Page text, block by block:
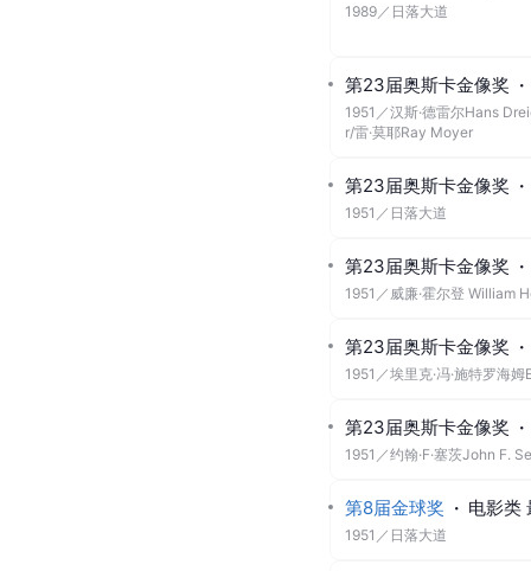
1989 ／ 日落大道
第23届奥斯卡金像奖 ·
1951 ／汉斯·德雷尔Hans
r/雷·莫耶Ray Moyer
第23届奥斯卡金像奖 ·
1951 ／ 日落大道
第23届奥斯卡金像奖 ·
1951 ／ 威廉·霍尔登 William
第23届奥斯卡金像奖 ·
1951 ／埃里克·冯·施特罗海
第23届奥斯卡金像奖 ·
1951 ／约翰·F·塞茨John F.
第8届金球奖 · 电影类
1951 ／ 日落大道